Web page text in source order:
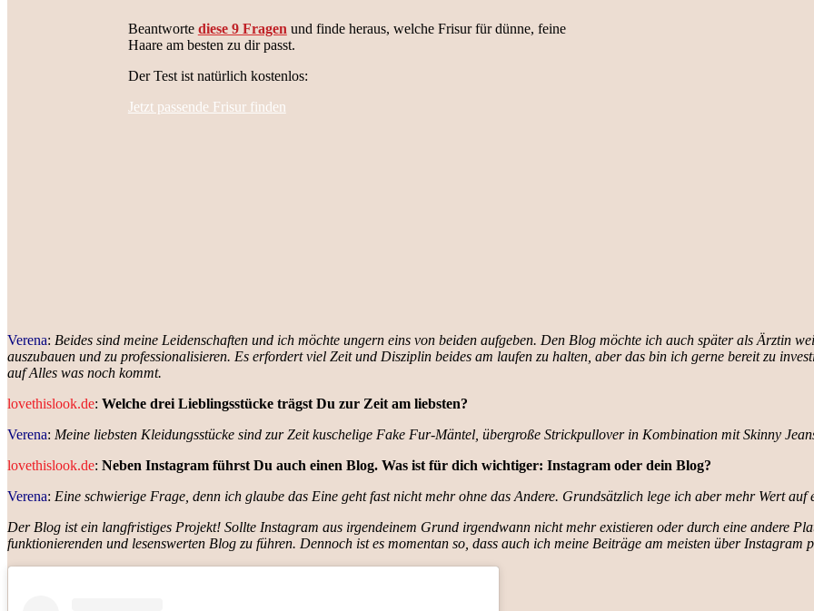
Beantworte diese 9 Fragen und finde heraus, welche Frisur für dünne, feine
Haare am besten zu dir passt.
Der Test ist natürlich kostenlos:
Jetzt passende Frisur finden
Verena: Beides sind meine Leidenschaften und ich möchte ungern eins von beiden aufgeben. Den Blog möchte ich auch später als Ärztin
auszubauen und zu professionalisieren. Es erfordert viel Zeit und Disziplin beides am laufen zu halten, aber das bin ich gerne bereit zu
auf Alles was noch kommt.
lovethislook.de: Welche drei Lieblingsstücke trägst Du zur Zeit am liebsten?
Verena: Meine liebsten Kleidungsstücke sind zur Zeit kuschelige Fake Fur-Mäntel, übergroße Strickpullover in Kombination mit Skinny
lovethislook.de: Neben Instagram führst Du auch einen Blog. Was ist für dich wichtiger: Instagram oder dein Blog?
Verena: Eine schwierige Frage, denn ich glaube das Eine geht fast nicht mehr ohne das Andere. Grundsätzlich lege ich aber mehr Wert
Der Blog ist ein langfristiges Projekt! Sollte Instagram aus irgendeinem Grund irgendwann nicht mehr existieren oder durch eine andere
funktionierenden und lesenswerten Blog zu führen. Dennoch ist es momentan so, dass auch ich meine Beiträge am meisten über Instagram